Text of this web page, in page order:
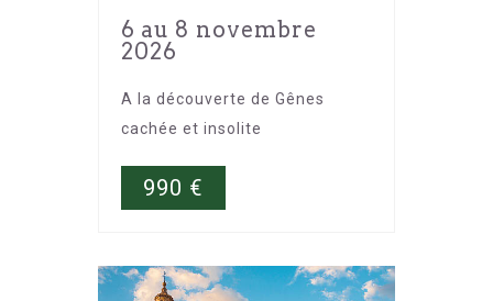
6 au 8 novembre
2026
A la découverte de Gênes
cachée et insolite
990 €